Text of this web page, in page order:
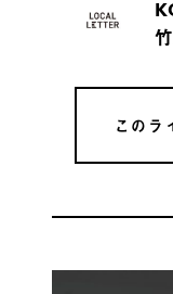
このラ
このラ